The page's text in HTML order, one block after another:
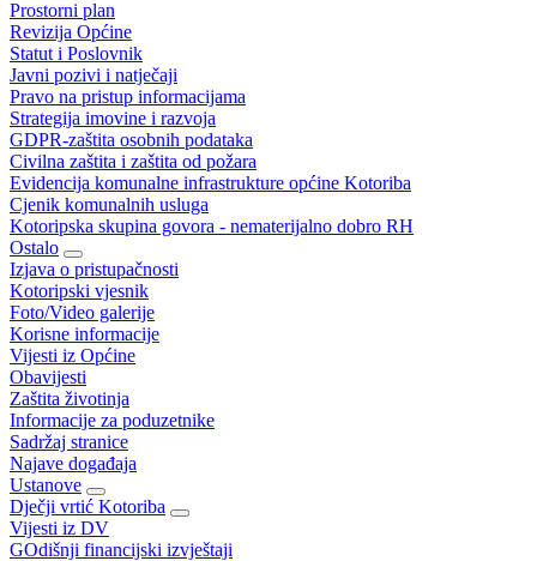
Prostorni plan
Revizija Općine
Statut i Poslovnik
Javni pozivi i natječaji
Pravo na pristup informacijama
Strategija imovine i razvoja
GDPR-zaštita osobnih podataka
Civilna zaštita i zaštita od požara
Evidencija komunalne infrastrukture općine Kotoriba
Cjenik komunalnih usluga
Kotoripska skupina govora - nematerijalno dobro RH
Ostalo
Izjava o pristupačnosti
Kotoripski vjesnik
Foto/Video galerije
Korisne informacije
Vijesti iz Općine
Obavijesti
Zaštita životinja
Informacije za poduzetnike
Sadržaj stranice
Najave događaja
Ustanove
Dječji vrtić Kotoriba
Vijesti iz DV
GOdišnji financijski izvještaji